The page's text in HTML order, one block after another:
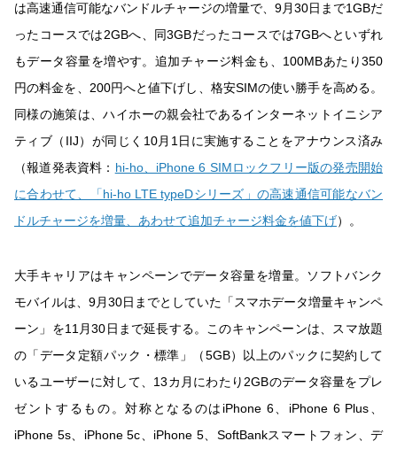
は高速通信可能なバンドルチャージの増量で、9月30日まで1GBだ
ったコースでは2GBへ、同3GBだったコースでは7GBへといずれ
もデータ容量を増やす。追加チャージ料金も、100MBあたり350
円の料金を、200円へと値下げし、格安SIMの使い勝手を高める。
同様の施策は、ハイホーの親会社であるインターネットイニシア
ティブ（IIJ）が同じく10月1日に実施することをアナウンス済み
（報道発表資料： hi-ho、iPhone 6 SIMロックフリー版の発売開始
に合わせて、「hi-ho LTE typeDシリーズ」の高速通信可能なバン
ドルチャージを増量、あわせて追加チャージ料金を値下げ）。
大手キャリアはキャンペーンでデータ容量を増量。ソフトバンク
モバイルは、9月30日までとしていた「スマホデータ増量キャンペ
ーン」を11月30日まで延長する。このキャンペーンは、スマ放題
の「データ定額パック・標準」（5GB）以上のパックに契約して
いるユーザーに対して、13カ月にわたり2GBのデータ容量をプレ
ゼントするもの。対称となるのはiPhone 6、iPhone 6 Plus、
iPhone 5s、iPhone 5c、iPhone 5、SoftBankスマートフォン、デ